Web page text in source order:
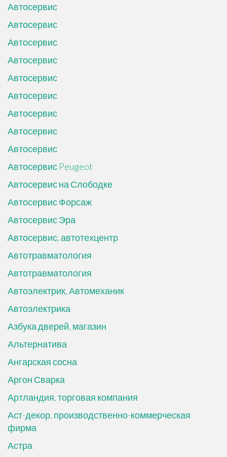
Автосервис
Автосервис
Автосервис
Автосервис
Автосервис
Автосервис
Автосервис
Автосервис
Автосервис
Автосервис Peugeot
Автосервис на Слободке
Автосервис Форсаж
Автосервис Эра
Автосервис, автотехцентр
Автотравматология
Автотравматология
Автоэлектрик, Автомеханик
Автоэлектрика
Азбука дверей, магазин
Альтернатива
Ангарская сосна
Аргон Сварка
Артландия, торговая компания
Аст-декор, производственно-коммерческая
фирма
Астра